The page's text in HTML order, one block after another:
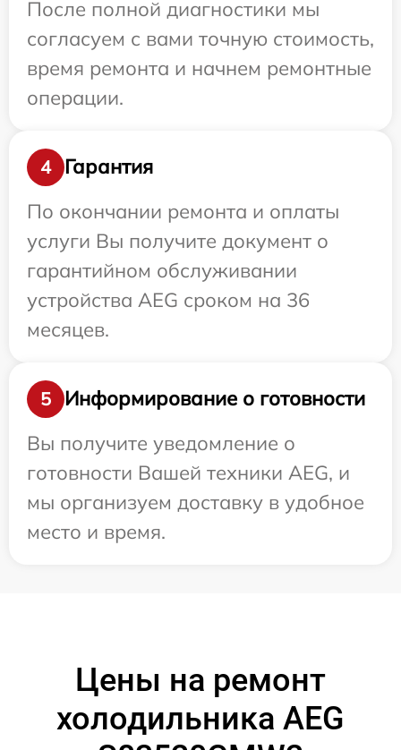
После полной диагностики мы
согласуем с вами точную стоимость,
время ремонта и начнем ремонтные
операции.
4
Гарантия
По окончании ремонта и оплаты
услуги Вы получите документ о
гарантийном обслуживании
устройства AEG сроком на 36
месяцев.
5
Информирование о готовности
Вы получите уведомление о
готовности Вашей техники AEG, и
мы организуем доставку в удобное
место и время.
Цены на ремонт
холодильника AEG